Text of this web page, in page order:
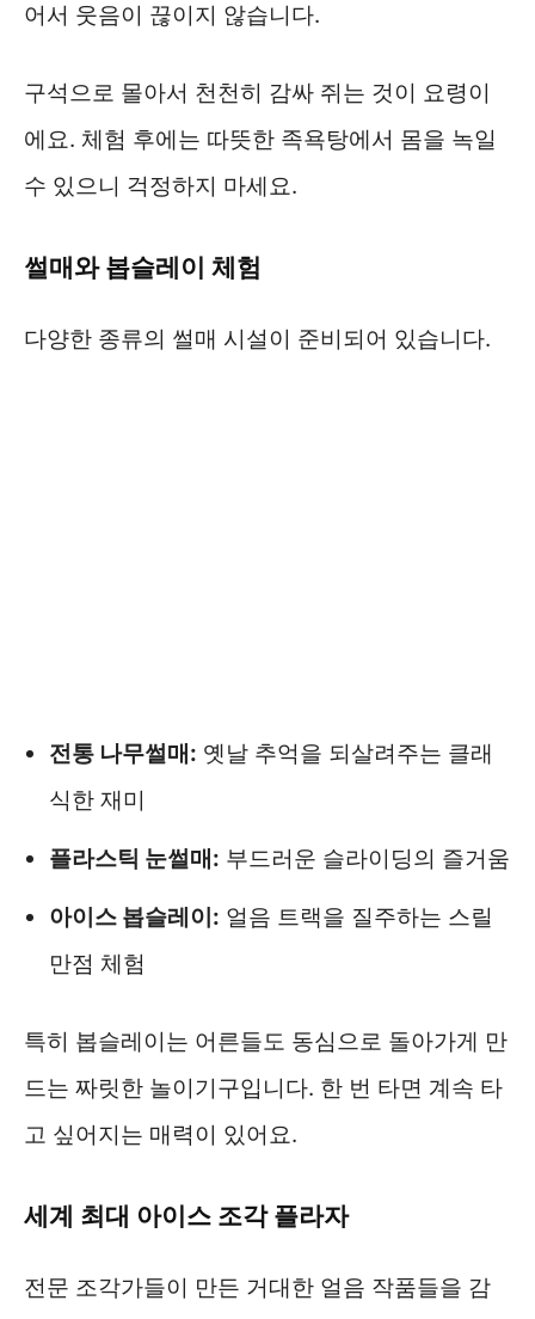
어서 웃음이 끊이지 않습니다.
구석으로 몰아서 천천히 감싸 쥐는 것이 요령이
에요. 체험 후에는 따뜻한 족욕탕에서 몸을 녹일
수 있으니 걱정하지 마세요.
썰매와 봅슬레이 체험
다양한 종류의 썰매 시설이 준비되어 있습니다.
전통 나무썰매: 옛날 추억을 되살려주는 클래
식한 재미
플라스틱 눈썰매: 부드러운 슬라이딩의 즐거움
아이스 봅슬레이: 얼음 트랙을 질주하는 스릴
만점 체험
특히 봅슬레이는 어른들도 동심으로 돌아가게 만
드는 짜릿한 놀이기구입니다. 한 번 타면 계속 타
고 싶어지는 매력이 있어요.
세계 최대 아이스 조각 플라자
전문 조각가들이 만든 거대한 얼음 작품들을 감